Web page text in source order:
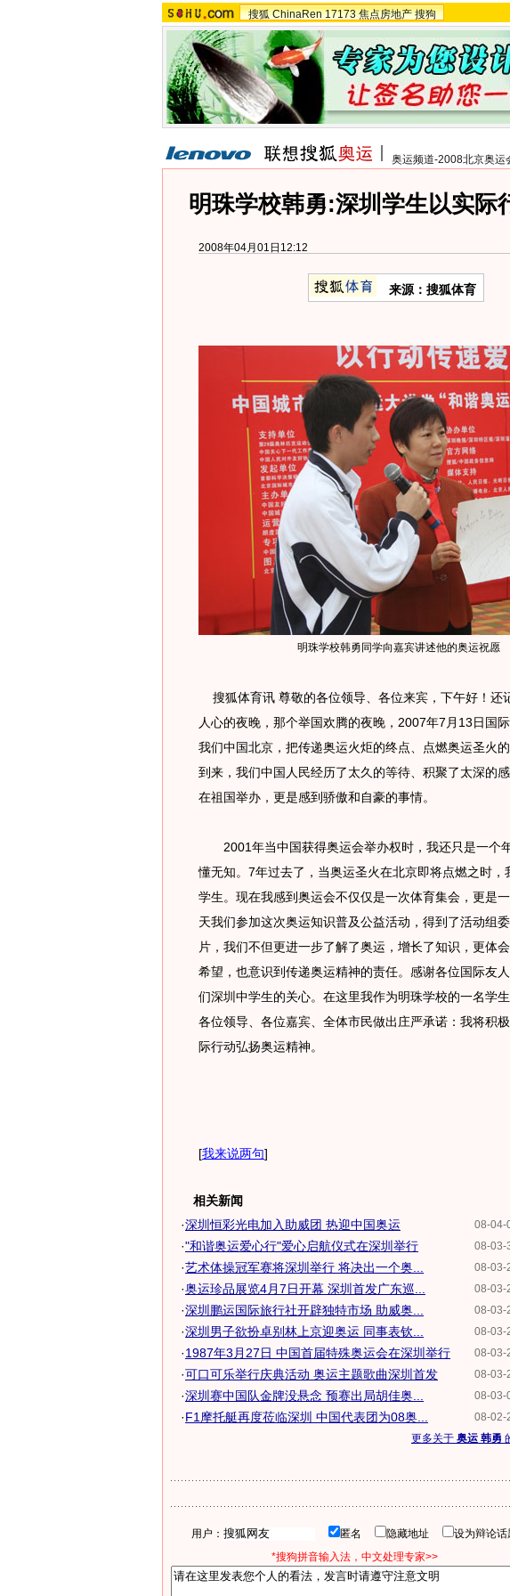
搜狐 ChinaRen 17173 焦点房地产 搜狗
奥运频道-2008北京奥运
明珠学校韩勇:深圳学生以实际
2008年04月01日12:12
来源：搜狐体育
明珠学校韩勇同学向嘉宾讲述他的奥运祝愿
搜狐体育讯 尊敬的各位领导、各位来宾，下午好！还
人心的夜晚，那个举国欢腾的夜晚，2007年7月13日国
我们中国北京，把传递奥运火炬的终点、点燃奥运圣火
到来，我们中国人民经历了太久的等待、积聚了太深的
在祖国举办，更是感到骄傲和自豪的事情。
2001年当中国获得奥运会举办权时，我还只是一个
懂无知。7年过去了，当奥运圣火在北京即将点燃之时
学生。现在我感到奥运会不仅仅是一次体育集会，更是
天我们参加这次奥运知识普及公益活动，得到了活动组
片，我们不但更进一步了解了奥运，增长了知识，更体
希望，也意识到传递奥运精神的责任。感谢各位国际友
们深圳中学生的关心。在这里我作为明珠学校的一名学
各位领导、各位嘉宾、全体市民做出庄严承诺：我将积
际行动弘扬奥运精神。
[我来说两句]
相关新闻
08-04-
·深圳恒彩光电加入助威团 热迎中国奥运
08-03-
·"和谐奥运爱心行"爱心启航仪式在深圳举行
08-03-
·艺术体操冠军赛将深圳举行 将决出一个奥...
08-03-
·奥运珍品展览4月7日开幕 深圳首发广东巡...
08-03-
·深圳鹏运国际旅行社开辟独特市场 助威奥...
08-03-
·深圳男子欲扮卓别林上京迎奥运 同事表钦...
08-03-
·1987年3月27日 中国首届特殊奥运会在深圳举行
08-03-
·可口可乐举行庆典活动 奥运主题歌曲深圳首发
08-03-
·深圳赛中国队金牌没悬念 预赛出局胡佳奥...
08-02-
·F1摩托艇再度莅临深圳 中国代表团为08奥...
更多关于 奥运 韩勇
用户： 匿名 隐藏地址
设为辩论话
*搜狗拼音输入法，中文处理专家>>